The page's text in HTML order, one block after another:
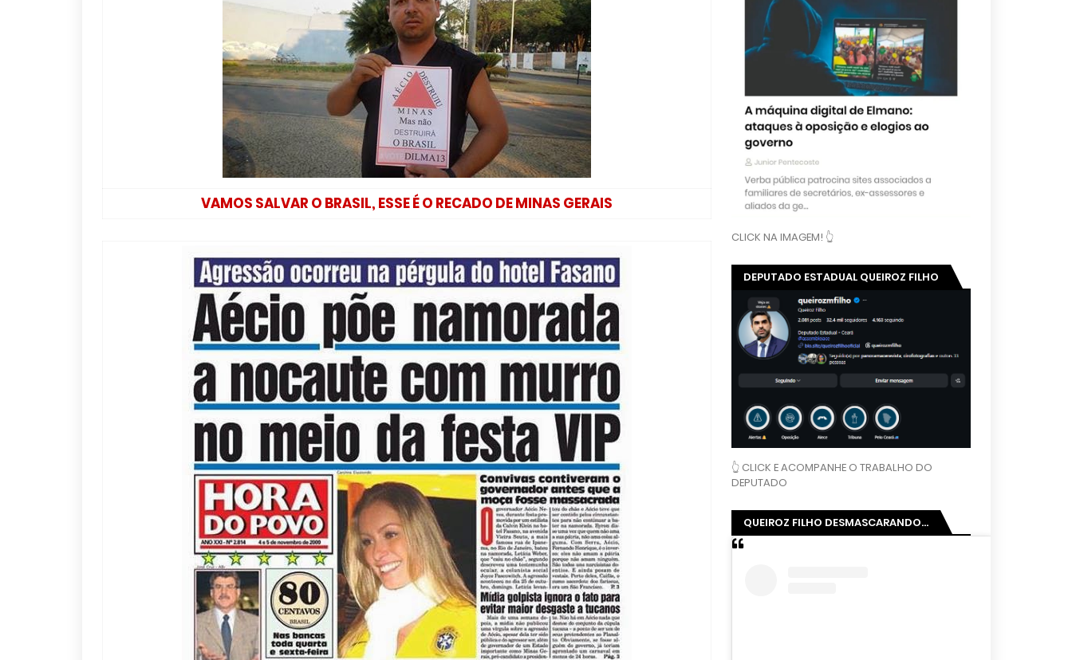
VAMOS SALVAR O BRASIL, ESSE É O RECADO DE MINAS GERAIS
CLICK NA IMAGEM! 👆
DEPUTADO ESTADUAL QUEIROZ FILHO
👆 CLICK E ACOMPANHE O TRABALHO DO
DEPUTADO
QUEIROZ FILHO DESMASCARANDO...